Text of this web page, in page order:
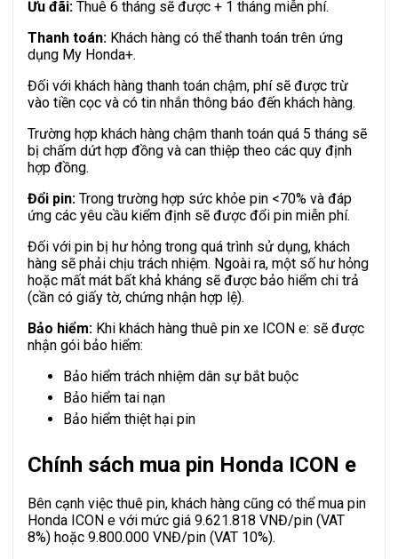
Ưu đãi: Thuê 6 tháng sẽ được + 1 tháng miễn phí.
Thanh toán: Khách hàng có thể thanh toán trên ứng
dụng My Honda+.
Đối với khách hàng thanh toán chậm, phí sẽ được trừ
vào tiền cọc và có tin nhắn thông báo đến khách hàng.
Trường hợp khách hàng chậm thanh toán quá 5 tháng sẽ
bị chấm dứt hợp đồng và can thiệp theo các quy định
hợp đồng.
Đổi pin: Trong trường hợp sức khỏe pin <70% và đáp
ứng các yêu cầu kiểm định sẽ được đổi pin miễn phí.
Đối với pin bị hư hỏng trong quá trình sử dụng, khách
hàng sẽ phải chịu trách nhiệm. Ngoài ra, một số hư hỏng
hoặc mất mát bất khả kháng sẽ được bảo hiểm chi trả
(cần có giấy tờ, chứng nhận hợp lệ).
Bảo hiểm: Khi khách hàng thuê pin xe ICON e: sẽ được
nhận gói bảo hiểm:
Bảo hiểm trách nhiệm dân sự bắt buộc
Bảo hiểm tai nạn
Bảo hiểm thiệt hại pin
Chính sách mua pin Honda ICON e
Bên cạnh việc thuê pin, khách hàng cũng có thể mua pin
Honda ICON e với mức giá 9.621.818 VNĐ/pin (VAT
8%) hoặc 9.800.000 VNĐ/pin (VAT 10%).